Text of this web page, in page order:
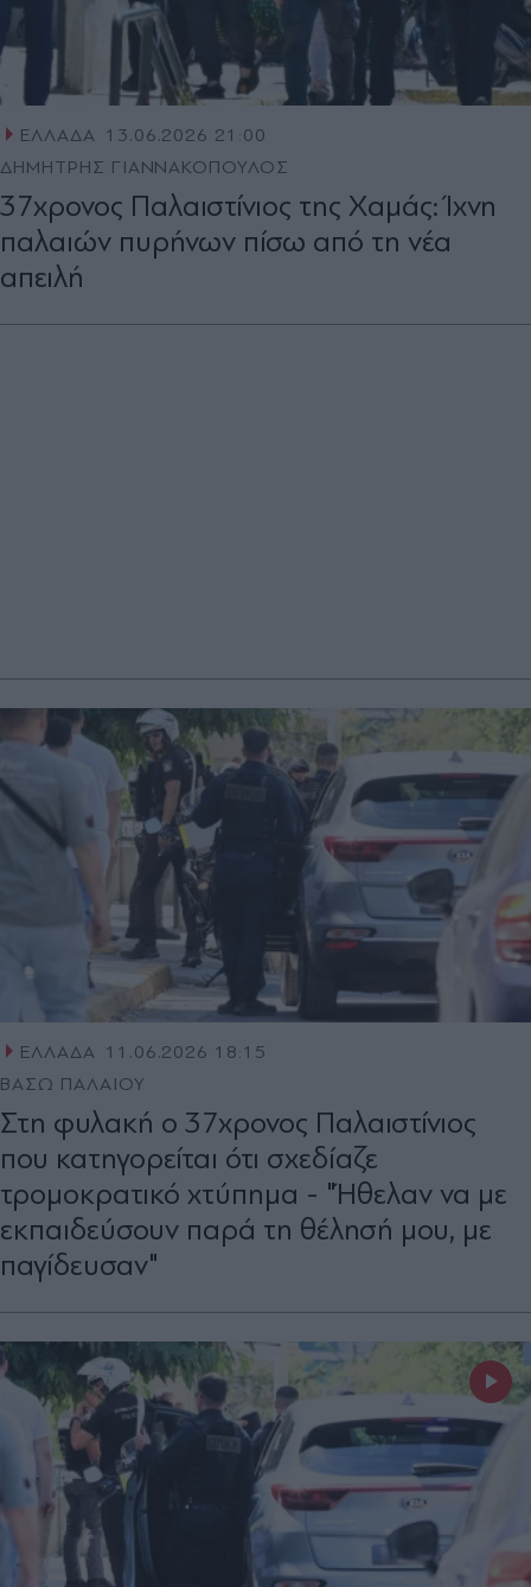
ΕΛΛΑΔΑ 13.06.2026 21:00
ΔΗΜΗΤΡΗΣ ΓΙΑΝΝΑΚΟΠΟΥΛΟΣ
37χρονος Παλαιστίνιος της Χαμάς: Ίχνη
παλαιών πυρήνων πίσω από τη νέα
απειλή
ΕΛΛΑΔΑ 11.06.2026 18:15
ΒΑΣΩ ΠΑΛΑΙΟΥ
Στη φυλακή ο 37χρονος Παλαιστίνιος
που κατηγορείται ότι σχεδίαζε
τρομοκρατικό χτύπημα - "Ήθελαν να με
εκπαιδεύσουν παρά τη θέλησή μου, με
παγίδευσαν"